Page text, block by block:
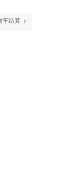
车结算